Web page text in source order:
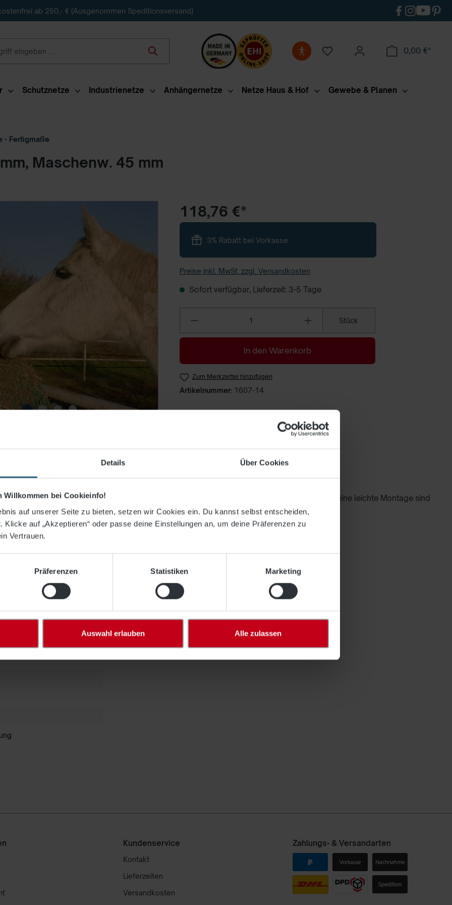
Details Über Cookies
bei Cookieinfo!
auf unserer Seite zu bieten, setzen wir Cookies ein. Du kannst selbst entscheiden,
Klicke auf „Akzeptieren“ oder passe deine Einstellungen an, um deine Präferenzen zu
Vertrauen.
Präferenzen Statistiken Marketing
Auswahl erlauben Alle zulassen
ab 250,- € (Ausgenommen Speditionsversand)
0,00 €*
Schutznetze Industrienetze Anhängernetze Netze Haus & Hof Gewebe & Planen
- Fertigmaße
Maschenw. 45 mm
118,76 €*
3% Rabatt bei Vorkasse
Preise inkl. MwSt. zzgl. Versandkosten
Sofort verfügbar, Lieferzeit: 3-5 Tage
Stück
In den Warenkorb
Zum Merkzettel hinzufügen
Artikelnummer: 1607-14
x 3,50 m, PP kl. 5mm, Maschenw. 45 mm"
Polypropylen hergestellt und haben einen weichen Fall. Ein gutes Handling und eine leichte Montage sind
hier angebotenes Netz!
Kundenservice
Kontakt
Lieferzeiten
Versandkosten
Zahlungs- & Versandarten